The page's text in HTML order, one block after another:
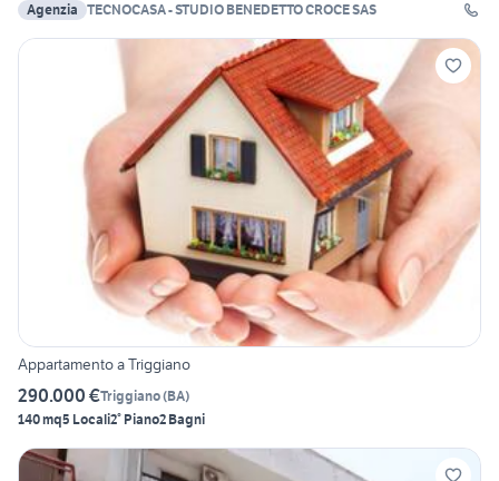
Agenzia TECNOCASA - STUDIO BENEDETTO CROCE SAS
Appartamento a Triggiano
290.000 €Triggiano(BA)
140 mq5 Locali2° Piano2 Bagni